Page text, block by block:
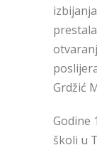
Grdžić
Godine
školi u